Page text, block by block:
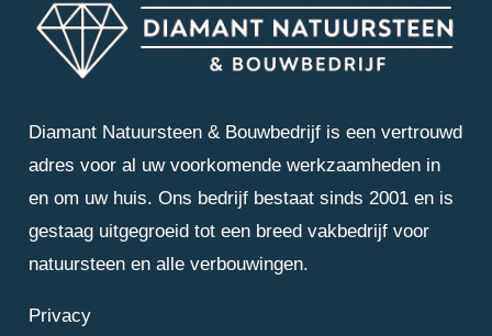
Diamant Natuursteen & Bouwbedrijf is een vertrouwd
adres voor al uw voorkomende werkzaamheden in
en om uw huis. Ons bedrijf bestaat sinds 2001 en is
gestaag uitgegroeid tot een breed vakbedrijf voor
natuursteen en alle verbouwingen.
Privacy